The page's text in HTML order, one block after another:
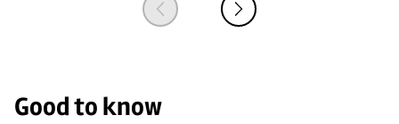
Good to know